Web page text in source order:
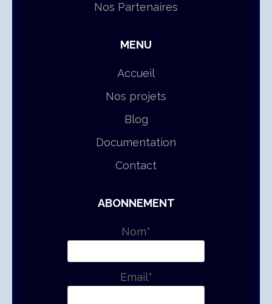
Nos Partenaires
MENU
Accueil
Nos projets
Blog
Documentation
Contact
ABONNEMENT
Nom*
Email*